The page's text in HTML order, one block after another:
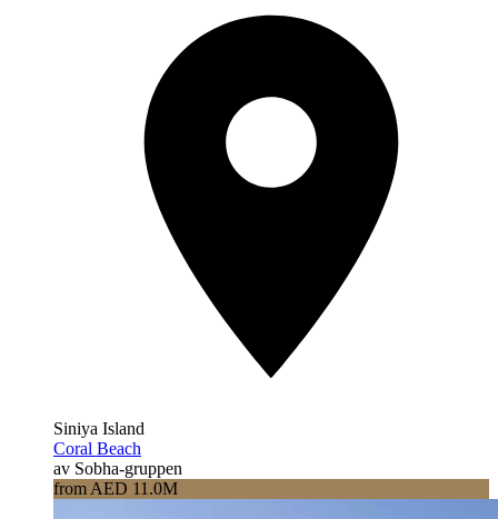
Siniya Island
Coral Beach
av Sobha-gruppen
from AED 11.0M